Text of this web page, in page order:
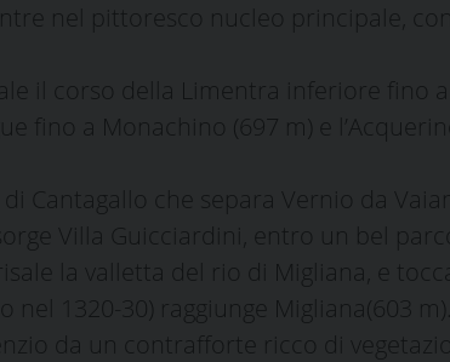
nel pittoresco nucleo principale,
il corso della Limentra inferiore fino a
fino a Monachino (697 m) e
che separa Vernio da
Villa Guicciardini, entro un bel
la valletta del rio di Migliana, e
1320-30) raggiunge Migliana(603
da un contrafforte ricco di